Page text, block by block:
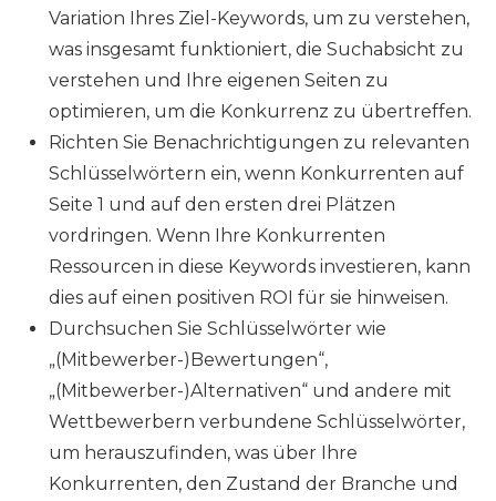
Variation Ihres Ziel-Keywords, um zu verstehen,
was insgesamt funktioniert, die Suchabsicht zu
verstehen und Ihre eigenen Seiten zu
optimieren, um die Konkurrenz zu übertreffen.
Richten Sie Benachrichtigungen zu relevanten
Schlüsselwörtern ein, wenn Konkurrenten auf
Seite 1 und auf den ersten drei Plätzen
vordringen. Wenn Ihre Konkurrenten
Ressourcen in diese Keywords investieren, kann
dies auf einen positiven ROI für sie hinweisen.
Durchsuchen Sie Schlüsselwörter wie
„(Mitbewerber-)Bewertungen“,
„(Mitbewerber-)Alternativen“ und andere mit
Wettbewerbern verbundene Schlüsselwörter,
um herauszufinden, was über Ihre
Konkurrenten, den Zustand der Branche und